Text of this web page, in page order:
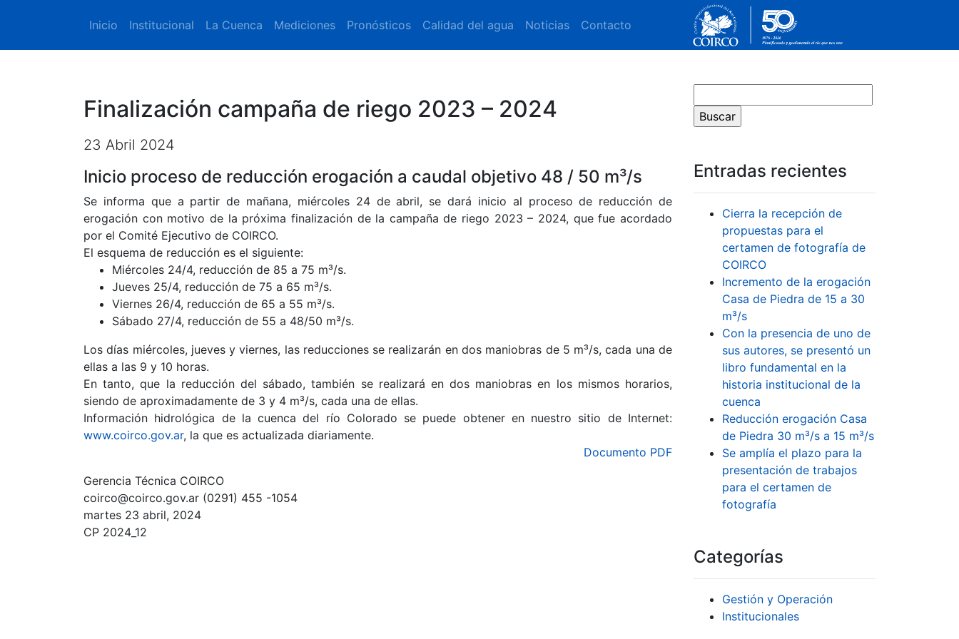
Inicio Institucional La Cuenca Mediciones Pronósticos Calidad del agua Noticias Contacto
Finalización campaña de riego 2023 – 2024
23 Abril 2024
Inicio proceso de reducción erogación a caudal objetivo 48 / 50 m³/s
Se informa que a partir de mañana, miércoles 24 de abril, se dará inicio al proceso de reducción de
erogación con motivo de la próxima finalización de la campaña de riego 2023 – 2024, que fue acordado
por el Comité Ejecutivo de COIRCO.
El esquema de reducción es el siguiente:
Miércoles 24/4, reducción de 85 a 75 m³/s.
Jueves 25/4, reducción de 75 a 65 m³/s.
Viernes 26/4, reducción de 65 a 55 m³/s.
Sábado 27/4, reducción de 55 a 48/50 m³/s.
Los días miércoles, jueves y viernes, las reducciones se realizarán en dos maniobras de 5 m³/s, cada una de
ellas a las 9 y 10 horas.
En tanto, que la reducción del sábado, también se realizará en dos maniobras en los mismos horarios,
siendo de aproximadamente de 3 y 4 m³/s, cada una de ellas.
Información hidrológica de la cuenca del río Colorado se puede obtener en nuestro sitio de Internet:
www.coirco.gov.ar, la que es actualizada diariamente.
Documento PDF
Gerencia Técnica COIRCO
coirco@coirco.gov.ar (0291) 455 -1054
martes 23 abril, 2024
CP 2024_12
Entradas recientes
Cierra la recepción de
propuestas para el
certamen de fotografía de
COIRCO
Incremento de la erogación
Casa de Piedra de 15 a 30
m³/s
Con la presencia de uno de
sus autores, se presentó un
libro fundamental en la
historia institucional de la
cuenca
Reducción erogación Casa
de Piedra 30 m³/s a 15 m³/s
Se amplía el plazo para la
presentación de trabajos
para el certamen de
fotografía
Categorías
Gestión y Operación
Institucionales